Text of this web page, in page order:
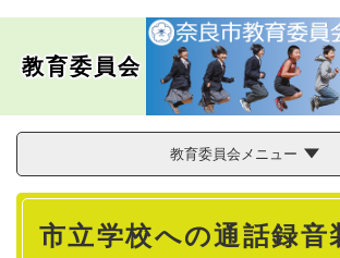
教育委員会
教育委員会メニュー
本
市立学校への通話録音